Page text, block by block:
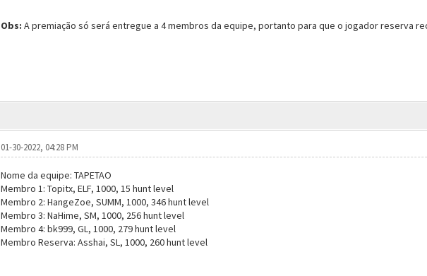
Obs: A premiação só será entregue a 4 membros da equipe, portanto para que o jogador reserva
01-30-2022, 04:28 PM
Nome da equipe: TAPETAO
Membro 1: Topitx, ELF, 1000, 15 hunt level
Membro 2: HangeZoe, SUMM, 1000, 346 hunt level
Membro 3: NaHime, SM, 1000, 256 hunt level
Membro 4: bk999, GL, 1000, 279 hunt level
Membro Reserva: Asshai, SL, 1000, 260 hunt level